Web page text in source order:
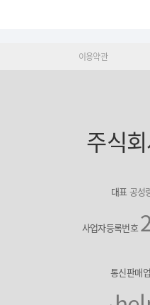
이용약관
주식
대표 공성
사업자등록번호
통신판매업